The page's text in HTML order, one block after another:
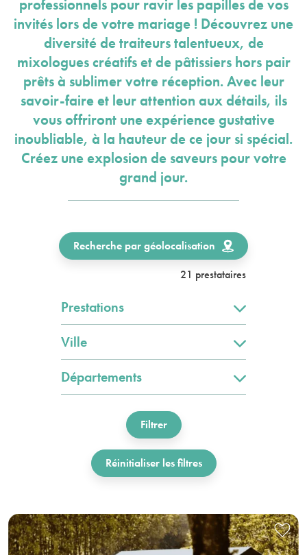
professionnels pour ravir les papilles de vos
invités lors de votre mariage ! Découvrez une
diversité de traiteurs talentueux, de
mixologues créatifs et de pâtissiers hors pair
prêts à sublimer votre réception. Avec leur
savoir-faire et leur attention aux détails, ils
vous offriront une expérience gustative
inoubliable, à la hauteur de ce jour si spécial.
Créez une explosion de saveurs pour votre
grand jour.
Recherche par géolocalisation
21 prestataires
Prestations
Ville
Départements
Filtrer
Réinitialiser les filtres